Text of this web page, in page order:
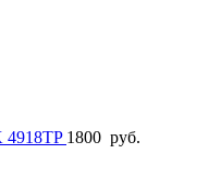
1800 руб.